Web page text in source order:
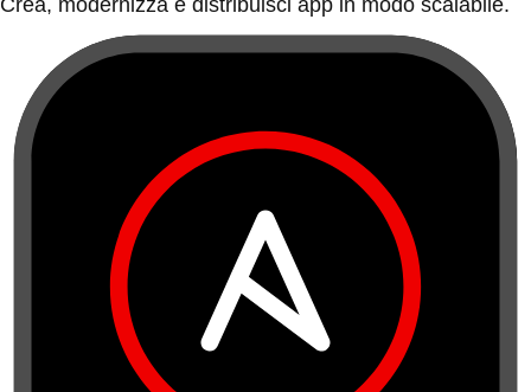
Crea, modernizza e distribuisci app in modo scalabile.